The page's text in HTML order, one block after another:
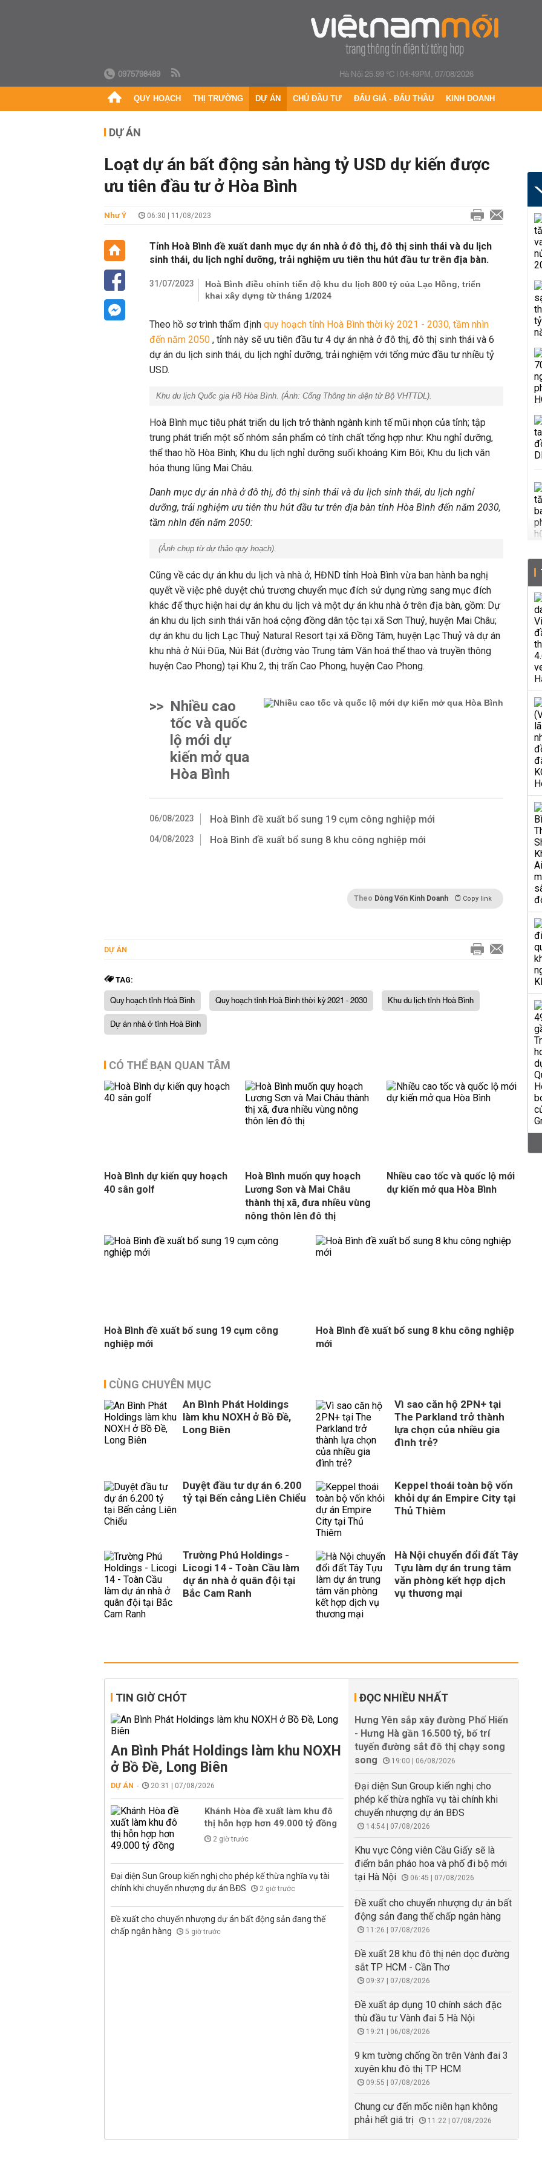
0975798489 Hà Nội 25.99 °C|04:49PM, 07/08/2026
QUY HOẠCH THỊ TRƯỜNG DỰ ÁN CHỦ ĐẦU TƯ ĐẤU GIÁ - ĐẤU THẦU KINH DOANH
DỰ ÁN
Loạt dự án bất động sản hàng tỷ USD dự kiến được
ưu tiên đầu tư ở Hòa Bình
Như Ý 06:30 | 11/08/2023
Tỉnh Hoà Bình đề xuất danh mục dự án nhà ở đô thị, đô thị sinh thái và du lịch
sinh thái, du lịch nghỉ dưỡng, trải nghiệm ưu tiên thu hút đầu tư trên địa bàn.
31/07/2023
Hoà Bình điều chỉnh tiến độ khu du lịch 800 tỷ của Lạc Hồng, triển
khai xây dựng từ tháng 1/2024
Theo hồ sơ trình thẩm định quy hoạch tỉnh Hoà Bình thời kỳ 2021 - 2030, tầm nhìn
đến năm 2050 , tỉnh này sẽ ưu tiên đầu tư 4 dự án nhà ở đô thị, đô thị sinh thái và 6
dự án du lịch sinh thái, du lịch nghỉ dưỡng, trải nghiệm với tổng mức đầu tư nhiều tỷ
USD.
Khu du lịch Quốc gia Hồ Hòa Bình. (Ảnh: Cổng Thông tin điện tử Bộ VHTTDL).
Hoà Bình mục tiêu phát triển du lịch trở thành ngành kinh tế mũi nhọn của tỉnh; tập
trung phát triển một số nhóm sản phẩm có tính chất tổng hợp như: Khu nghỉ dưỡng,
thể thao hồ Hòa Bình; Khu du lịch nghỉ dưỡng suối khoáng Kim Bôi; Khu du lịch văn
hóa thung lũng Mai Châu.
Danh mục dự án nhà ở đô thị, đô thị sinh thái và du lịch sinh thái, du lịch nghỉ
dưỡng, trải nghiệm ưu tiên thu hút đầu tư trên địa bàn tỉnh Hòa Bình đến năm 2030,
tầm nhìn đến năm 2050:
(Ảnh chụp từ dự thảo quy hoạch).
Cũng về các dự án khu du lịch và nhà ở, HĐND tỉnh Hoà Bình vừa ban hành ba nghị
quyết về việc phê duyệt chủ trương chuyển mục đích sử dụng rừng sang mục đích
khác để thực hiện hai dự án khu du lịch và một dự án khu nhà ở trên địa bàn, gồm: Dự
án khu du lịch sinh thái văn hoá cộng đồng dân tộc tại xã Sơn Thuỷ, huyện Mai Châu;
dự án khu du lịch Lạc Thuỷ Natural Resort tại xã Đồng Tâm, huyện Lạc Thuỷ và dự án
khu nhà ở Núi Đũa, Núi Bát (đường vào Trung tâm Văn hoá thể thao và truyền thông
huyện Cao Phong) tại Khu 2, thị trấn Cao Phong, huyện Cao Phong.
>> Nhiều cao
tốc và quốc
lộ mới dự
kiến mở qua
Hòa Bình
06/08/2023 Hoà Bình đề xuất bổ sung 19 cụm công nghiệp mới
04/08/2023 Hoà Bình đề xuất bổ sung 8 khu công nghiệp mới
Theo Dòng Vốn Kinh Doanh Copy link
DỰ ÁN
TAG:
Quy hoạch tỉnh Hoà Bình Quy hoạch tỉnh Hoà Bình thời kỳ 2021 - 2030
Khu du lịch tỉnh Hoà Bình
Dự án nhà ở tỉnh Hoà Bình
CÓ THỂ BẠN QUAN TÂM
Hoà Bình dự kiến quy hoạch
40 sân golf
Hoà Bình muốn quy hoạch
Lương Sơn và Mai Châu
thành thị xã, đưa nhiều vùng
nông thôn lên đô thị
Nhiều cao tốc và quốc lộ mới
dự kiến mở qua Hòa Bình
Hoà Bình đề xuất bổ sung 19 cụm công
nghiệp mới
Hoà Bình đề xuất bổ sung 8 khu công nghiệp
mới
CÙNG CHUYÊN MỤC
An Bình Phát Holdings
làm khu NOXH ở Bồ Đề,
Long Biên
Vì sao căn hộ 2PN+ tại
The Parkland trở thành
lựa chọn của nhiều gia
đình trẻ?
Duyệt đầu tư dự án 6.200
tỷ tại Bến cảng Liên Chiểu
Keppel thoái toàn bộ vốn
khỏi dự án Empire City tại
Thủ Thiêm
Trường Phú Holdings -
Licogi 14 - Toàn Cầu làm
dự án nhà ở quân đội tại
Bắc Cam Ranh
Hà Nội chuyển đổi đất Tây
Tựu làm dự án trung tâm
văn phòng kết hợp dịch
vụ thương mại
TIN GIỜ CHÓT
An Bình Phát Holdings làm khu NOXH
ở Bồ Đề, Long Biên
DỰ ÁN 20:31 | 07/08/2026
Khánh Hòa đề xuất làm khu đô
thị hỗn hợp hơn 49.000 tỷ đồng
2 giờ trước
Đại diện Sun Group kiến nghị cho phép kế thừa nghĩa vụ tài
chính khi chuyển nhượng dự án BĐS
2 giờ trước
Đề xuất cho chuyển nhượng dự án bất động sản đang thế
chấp ngân hàng
5 giờ trước
ĐỌC NHIỀU NHẤT
Hưng Yên sắp xây đường Phố Hiến
- Hưng Hà gần 16.500 tỷ, bố trí
tuyến đường sắt đô thị chạy song
song
19:00 | 06/08/2026
Đại diện Sun Group kiến nghị cho
phép kế thừa nghĩa vụ tài chính khi
chuyển nhượng dự án BĐS
14:54 | 07/08/2026
Khu vực Công viên Cầu Giấy sẽ là
điểm bắn pháo hoa và phố đi bộ mới
tại Hà Nội
06:45 | 07/08/2026
Đề xuất cho chuyển nhượng dự án bất
động sản đang thế chấp ngân hàng
11:26 | 07/08/2026
Đề xuất 28 khu đô thị nén dọc đường
sắt TP HCM - Cần Thơ
09:37 | 07/08/2026
Đề xuất áp dụng 10 chính sách đặc
thù đầu tư Vành đai 5 Hà Nội
19:21 | 06/08/2026
9 km tường chống ồn trên Vành đai 3
xuyên khu đô thị TP HCM
09:55 | 07/08/2026
Chung cư đến mốc niên hạn không
phải hết giá trị
11:22 | 07/08/2026